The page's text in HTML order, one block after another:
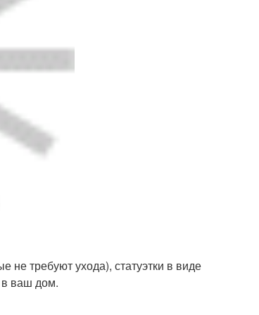
не требуют ухода), статуэтки в виде
в ваш дом.